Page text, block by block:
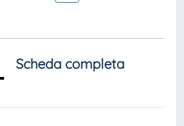
Scheda completa